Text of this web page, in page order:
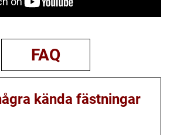
FAQ
kända fästningar